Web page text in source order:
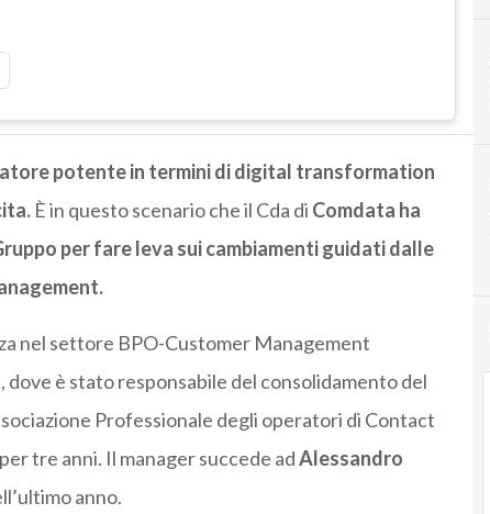
potente in termini di digital transformation
È in questo scenario che il Cda di Comdata ha
per fare leva sui cambiamenti guidati dalle
nel settore BPO-Customer Management
dove è stato responsabile del consolidamento del
Professionale degli operatori di Contact
tre anni. Il manager succede adAlessandro
anno.